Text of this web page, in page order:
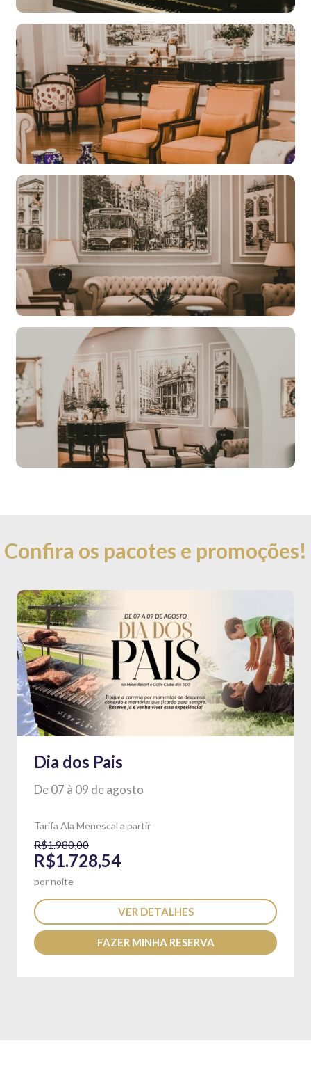
Confira os pacotes e promoções!
Dia dos Pais
De 07 à 09 de agosto
Tarifa Ala Menescal a partir
R$1.980,00
R$1.728,54
por noite
VER DETALHES
FAZER MINHA RESERVA